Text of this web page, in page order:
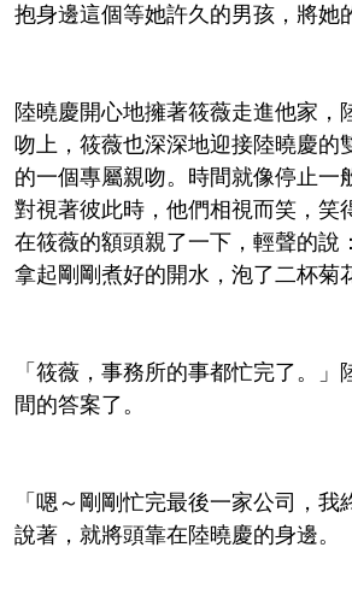
抱身邊這個等她許久的男孩，將她
陸曉慶開心地擁著筱薇走進他家
吻上，筱薇也深深地迎接陸曉慶
的一個專屬親吻。時間就像停止
對視著彼此時，他們相視而笑，笑
在筱薇的額頭親了一下，輕聲的說
拿起剛剛煮好的開水，泡了二杯菊
「筱薇，事務所的事都忙完了。
間的答案了。
「嗯～剛剛忙完最後一家公司，
說著，就將頭靠在陸曉慶的身邊。